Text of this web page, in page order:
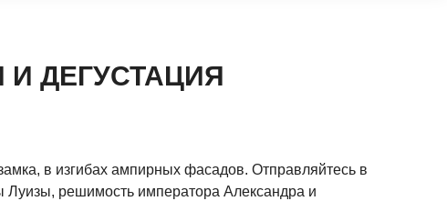
И ДЕГУСТАЦИЯ
в изгибах ампирных фасадов. Отправляйтесь в
решимость императора Александра и